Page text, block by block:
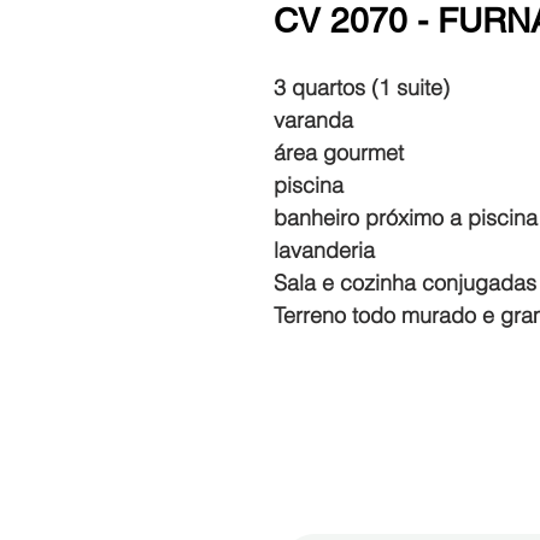
CV 2070 -
3 quartos (1 suite)
varanda
área gourmet
piscina
banheiro próximo a piscina
lavanderia
Sala e cozinha conjugadas
Terreno todo murado e